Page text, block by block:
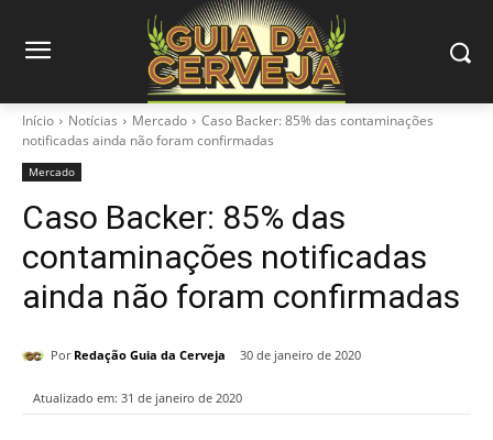
Início Notícias Mercado
Caso Backer: 85% das contaminações
notificadas ainda não foram confirmadas
Mercado
Caso Backer: 85% das
contaminações notificadas
ainda não foram confirmadas
Por Redação Guia da Cerveja 30 de janeiro de 2020
Atualizado em: 31 de janeiro de 2020